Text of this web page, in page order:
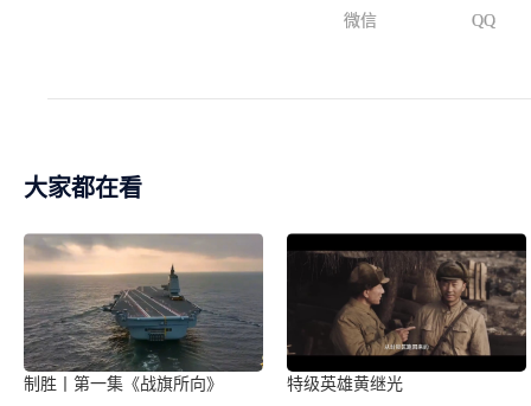
微信 QQ
大家都在看
制胜丨第一集《战旗所向》 特级英雄黄继光